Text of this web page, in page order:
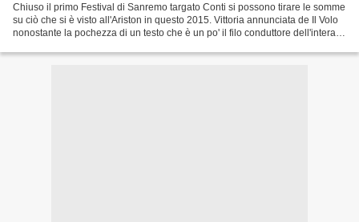
Chiuso il primo Festival di Sanremo targato Conti si possono tirare le somme
su ciò che si è visto all'Ariston in questo 2015. Vittoria annunciata de Il Volo
nonostante la pochezza di un testo che è un po' il filo conduttore dell'intera